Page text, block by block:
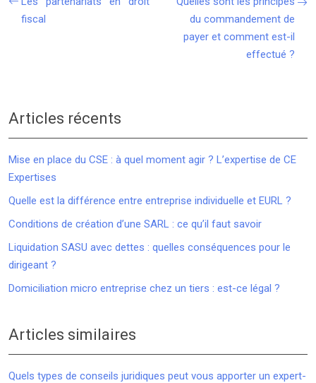
fiscal
du commandement de
payer et comment est-il
effectué ?
Articles récents
Mise en place du CSE : à quel moment agir ? L’expertise de CE
Expertises
Quelle est la différence entre entreprise individuelle et EURL ?
Conditions de création d’une SARL : ce qu’il faut savoir
Liquidation SASU avec dettes : quelles conséquences pour le
dirigeant ?
Domiciliation micro entreprise chez un tiers : est-ce légal ?
Articles similaires
Quels types de conseils juridiques peut vous apporter un expert-